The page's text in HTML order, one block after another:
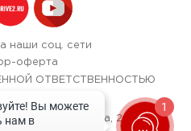
наши соц. сети
оферта
ОТВЕТСТВЕННОСТЬЮ
Красная Сосна, 24
1